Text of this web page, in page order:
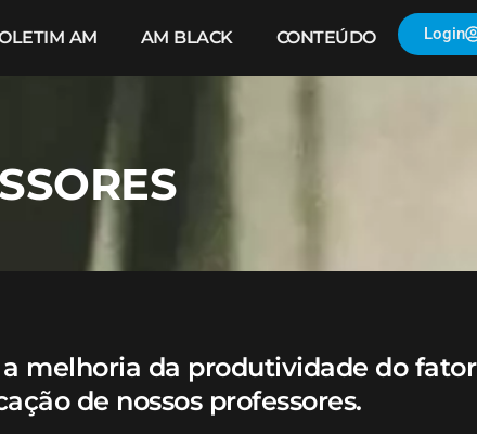
AM AM BLACK CONTEÚDO Login
melhoria da produtividade do fator
de nossos professores.